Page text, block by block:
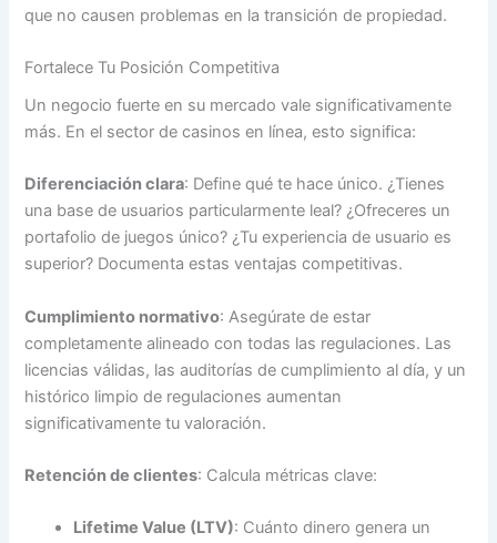
que no causen problemas en la transición de propiedad.
Fortalece Tu Posición Competitiva
Un negocio fuerte en su mercado vale significativamente
más. En el sector de casinos en línea, esto significa:
Diferenciación clara: Define qué te hace único. ¿Tienes
una base de usuarios particularmente leal? ¿Ofreceres un
portafolio de juegos único? ¿Tu experiencia de usuario es
superior? Documenta estas ventajas competitivas.
Cumplimiento normativo: Asegúrate de estar
completamente alineado con todas las regulaciones. Las
licencias válidas, las auditorías de cumplimiento al día, y un
histórico limpio de regulaciones aumentan
significativamente tu valoración.
Retención de clientes: Calcula métricas clave:
Lifetime Value (LTV): Cuánto dinero genera un